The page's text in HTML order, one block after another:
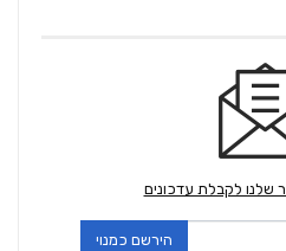
שלנו לקבלת עדכונים
הירשם כמנוי